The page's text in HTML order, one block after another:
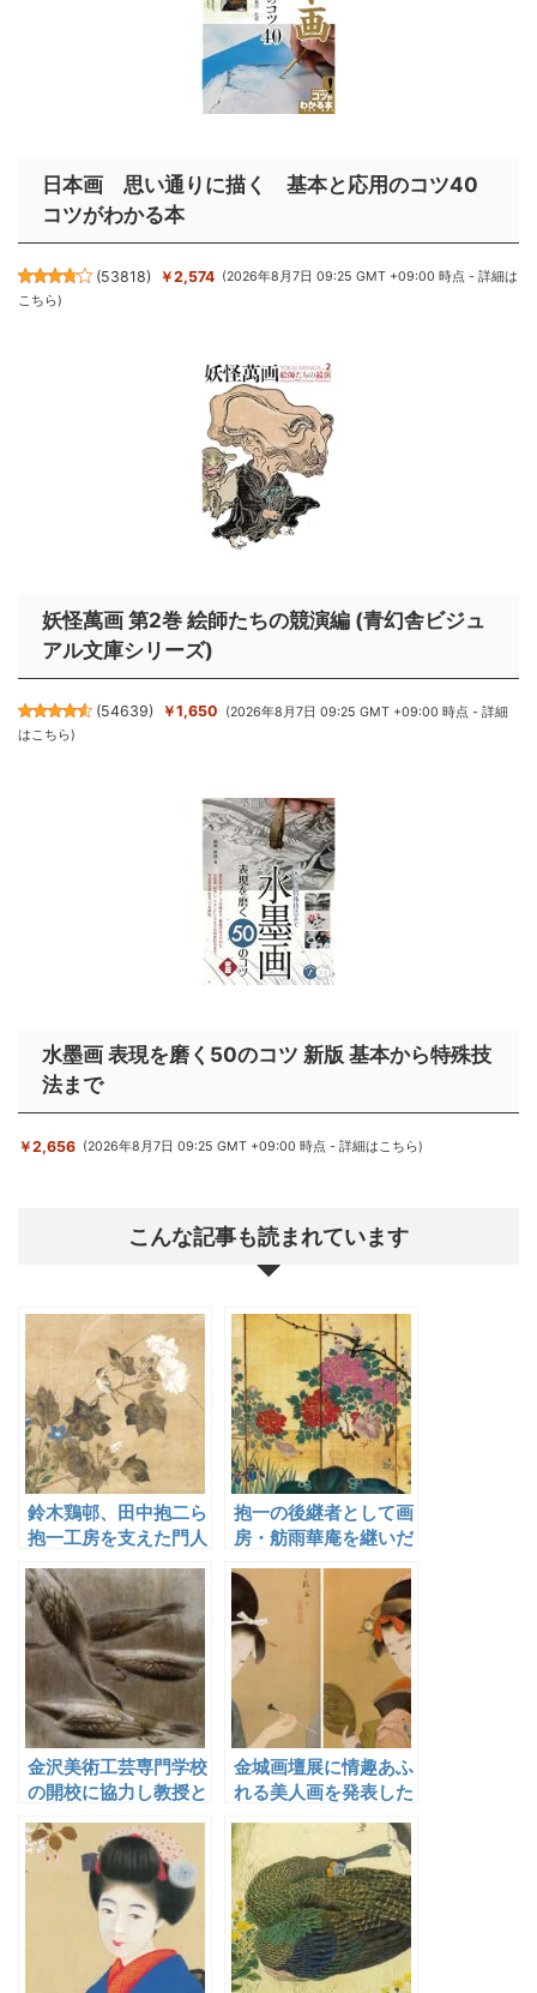
日本画 思い通りに描く 基本と応用のコツ40
コツがわかる本
(53818) ￥2,574 (2026年8月7日 09:25 GMT +09:00 時点 -詳細は
こちら)
妖怪萬画 第2巻 絵師たちの競演編 (青幻舎ビジュ
アル文庫シリーズ)
(54639) ￥1,650 (2026年8月7日 09:25 GMT +09:00 時点 -詳細
はこちら)
水墨画 表現を磨く50のコツ 新版 基本から特殊技
法まで
￥2,656 (2026年8月7日 09:25 GMT +09:00 時点 -詳細はこちら)
こんな記事も読まれています
鈴木鶏邨、田中抱二ら
抱一工房を支えた門人
たち
抱一の後継者として画
房・舫雨華庵を継いだ
酒井鶯蒲
金沢美術工芸専門学校
の開校に協力し教授と
して後進の育成に尽力
した畠山錦成
金城画壇展に情趣あふ
れる美人画を発表した
紺谷光俊